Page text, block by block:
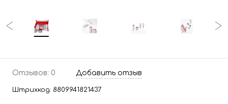
Отзывов: 0 Добавить отзыв
Штрихкод: 8809941821437